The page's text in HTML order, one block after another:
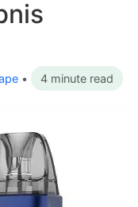
• 4 minute read